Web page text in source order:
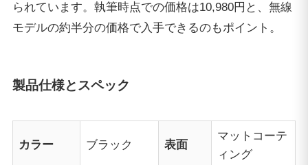
られています。執筆時点での価格は10,980円と、無線
モデルの約半分の価格で入手できるのもポイント。
製品仕様とスペック
カラー ブラック 表面
マットコーテ
ィング